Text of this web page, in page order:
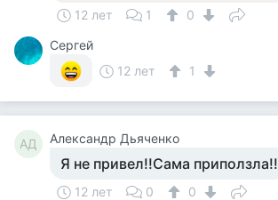
12 лет 1
0
Cергей
12 лет
1
АД Александр Дьяченко
Я не привел!!Сама приползла!!
12 лет 0 0